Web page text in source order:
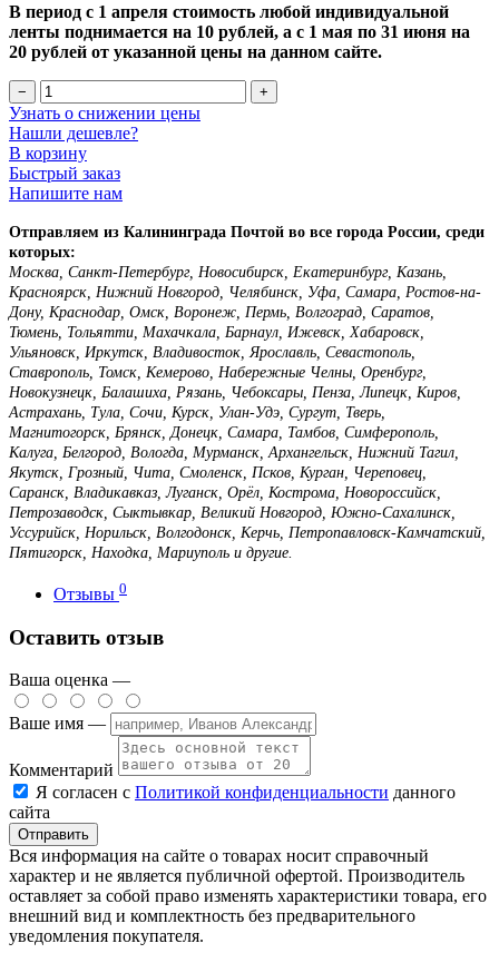
В период с 1 апреля стоимость любой индивидуальной
ленты поднимается на 10 рублей, а с 1 мая по 31 июня на
20 рублей от указанной цены на данном сайте.
− +
Узнать о снижении цены
Нашли дешевле?
В корзину
Быстрый заказ
Напишите нам
Отправляем из Калининграда Почтой во все города России, среди
которых:
Москва, Санкт-Петербург, Новосибирск, Екатеринбург, Казань,
Красноярск, Нижний Новгород, Челябинск, Уфа, Самара, Ростов-на-
Дону, Краснодар, Омск, Воронеж, Пермь, Волгоград, Саратов,
Тюмень, Тольятти, Махачкала, Барнаул, Ижевск, Хабаровск,
Ульяновск, Иркутск, Владивосток, Ярославль, Севастополь,
Ставрополь, Томск, Кемерово, Набережные Челны, Оренбург,
Новокузнецк, Балашиха, Рязань, Чебоксары, Пенза, Липецк, Киров,
Астрахань, Тула, Сочи, Курск, Улан-Удэ, Сургут, Тверь,
Магнитогорск, Брянск, Донецк, Самара, Тамбов, Симферополь,
Калуга, Белгород, Вологда, Мурманск, Архангельск, Нижний Тагил,
Якутск, Грозный, Чита, Смоленск, Псков, Курган, Череповец,
Саранск, Владикавказ, Луганск, Орёл, Кострома, Новороссийск,
Петрозаводск, Сыктывкар, Великий Новгород, Южно-Сахалинск,
Уссурийск, Норильск, Волгодонск, Керчь, Петропавловск-Камчатский,
Пятигорск, Находка, Мариуполь и другие.
Отзывы 0
Оставить отзыв
Ваша оценка —
Ваше имя —
Комментарий
Я согласен с Политикой конфиденциальности данного
сайта
Вся информация на сайте о товарах носит справочный
характер и не является публичной офертой. Производитель
оставляет за собой право изменять характеристики товара, его
внешний вид и комплектность без предварительного
уведомления покупателя.